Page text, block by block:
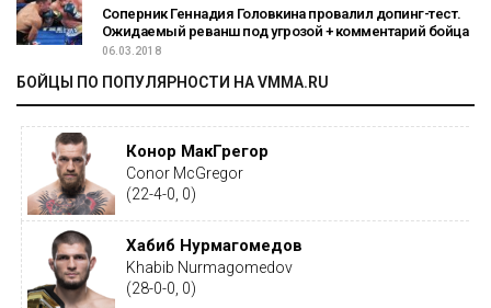
Соперник Геннадия Головкина провалил допинг-тест.
Ожидаемый реванш под угрозой + комментарий бойца
06.03.2018
БОЙЦЫ ПО ПОПУЛЯРНОСТИ НА VMMA.RU
Конор МакГрегор
Conor McGregor
(22-4-0, 0)
Хабиб Нурмагомедов
Khabib Nurmagomedov
(28-0-0, 0)